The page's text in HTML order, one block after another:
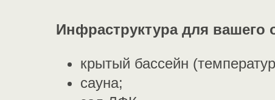
Инфраструктура для вашего
крытый бассейн
сауна;